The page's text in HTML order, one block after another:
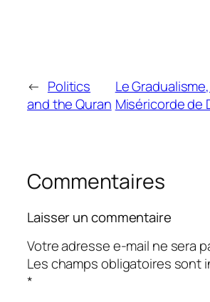
← Politics
and the Quran
Le
Miséricorde de
Commentaires
Laisser un commentaire
Votre adresse e-mail ne sera
Les champs obligatoires sont
*